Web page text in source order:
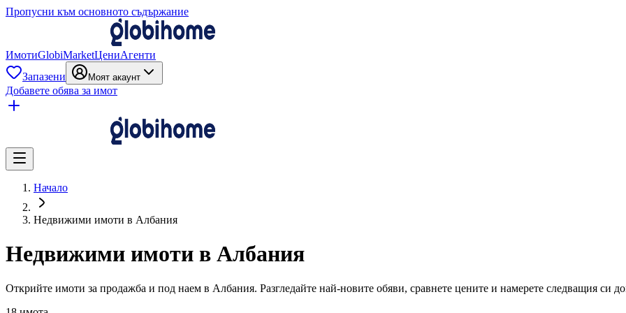
Пропусни към основното съдържание
ИмотиGlobiMarketЦениАгенти
Запазени
Моят акаунт
Добавете обява за имот
Начало
Недвижими имоти в Албания
Недвижими имоти в Албания
Открийте имоти за продажба и под наем в Албания. Разгледайте най-новите обяви, сравнете цените и намерете следващия си